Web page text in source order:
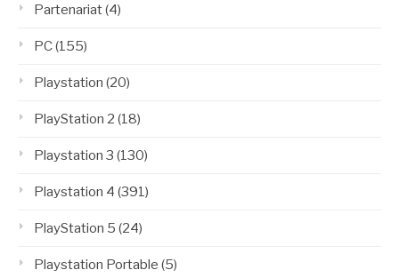
Partenariat(4)
PC(155)
Playstation (20)
PlayStation 2 (18)
Playstation 3 (130)
Playstation 4 (391)
PlayStation 5 (24)
Playstation Portable (5)